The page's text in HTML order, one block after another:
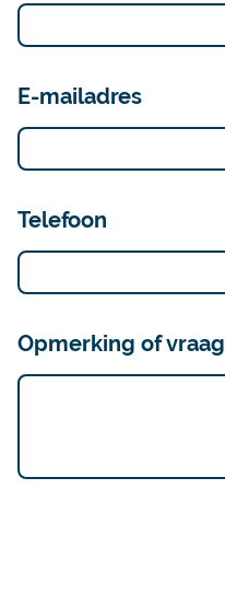
E-mailadres
Telefoon
Opmerking of vraag